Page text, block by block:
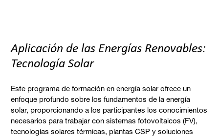
Aplicación de las Energías Renovables:
Tecnología Solar
Este programa de formación en energía solar ofrece un
enfoque profundo sobre los fundamentos de la energía
solar, proporcionando a los participantes los conocimientos
necesarios para trabajar con sistemas fotovoltaicos (FV),
tecnologías solares térmicas, plantas CSP y soluciones